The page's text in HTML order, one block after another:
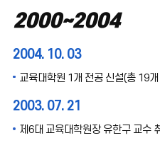
2000~2004
2004. 10. 03
교육대학원 1개 전공 신설(총 19
2003. 07. 21
제6대 교육대학원장 유한구 교수